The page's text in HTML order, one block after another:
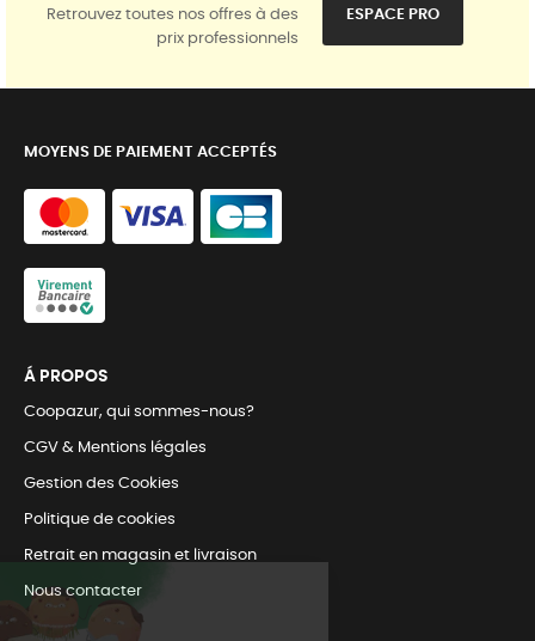
Retrouvez toutes nos offres à des
prix professionnels
ESPACE PRO
MOYENS DE PAIEMENT ACCEPTÉS
Á PROPOS
Coopazur, qui sommes-nous?
CGV & Mentions légales
Gestion des Cookies
Politique de cookies
Retrait en magasin et livraison
Nous contacter